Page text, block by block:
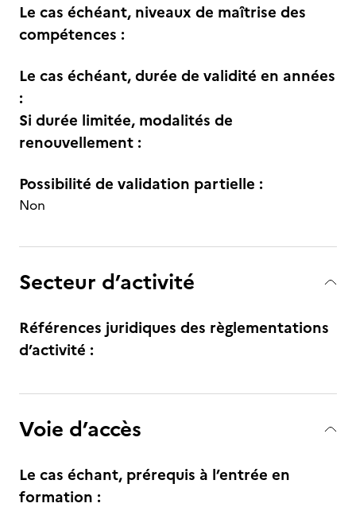
Le cas échéant, niveaux de maîtrise des
compétences :
Le cas échéant, durée de validité en années
:
Si durée limitée, modalités de
renouvellement :
Possibilité de validation partielle :
Non
Secteur d’activité
Références juridiques des règlementations
d’activité :
Voie d’accès
Le cas échant, prérequis à l’entrée en
formation :